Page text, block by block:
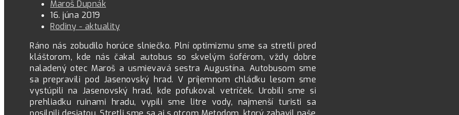
Maroš Dupnák
16. júna 2019
Rodiny - aktuality
Ráno nás zobudilo horúce slniečko. Plní optimizmu sme sa stretli pred
kláštorom, kde nás čakal autobus so skvelým šoférom, vždy dobre
naladený otec Maroš a usmievavá sestra Augustína. Autobusom sme
sa prepravili pod Jasenovský hrad. V príjemnom chládku lesom sme
vystúpili na Jasenovský hrad, kde pofukoval vetríček. Urobili sme si
prehliadku ruinami hradu, vypili sme litre vody, najmenší turisti sa